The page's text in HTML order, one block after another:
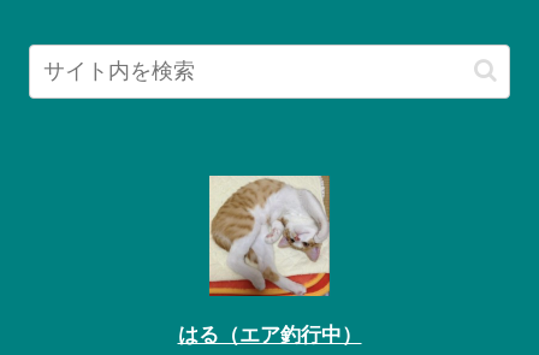
はる（エア釣行中）